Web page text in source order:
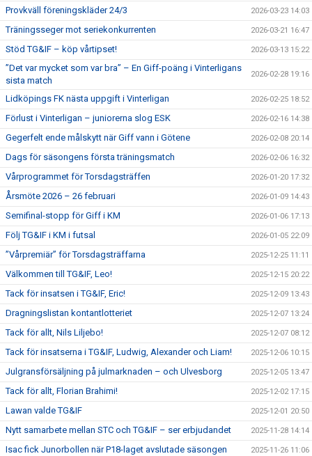
Provkväll föreningskläder 24/3 2026-03-23 14:03
Träningsseger mot seriekonkurrenten 2026-03-21 16:47
Stöd TG&IF – köp vårtipset! 2026-03-13 15:22
”Det var mycket som var bra” – En Giff-poäng i Vinterligans
sista match
2026-02-28 19:16
Lidköpings FK nästa uppgift i Vinterligan 2026-02-25 18:52
Förlust i Vinterligan – juniorerna slog ESK 2026-02-16 14:38
Gegerfelt ende målskytt när Giff vann i Götene 2026-02-08 20:14
Dags för säsongens första träningsmatch 2026-02-06 16:32
Vårprogrammet för Torsdagsträffen 2026-01-20 17:32
Årsmöte 2026 – 26 februari 2026-01-09 14:43
Semifinal-stopp för Giff i KM 2026-01-06 17:13
Följ TG&IF i KM i futsal 2026-01-05 22:09
”Vårpremiär” för Torsdagsträffarna 2025-12-25 11:11
Välkommen till TG&IF, Leo! 2025-12-15 20:22
Tack för insatsen i TG&IF, Eric! 2025-12-09 13:43
Dragningslistan kontantlotteriet 2025-12-07 13:24
Tack för allt, Nils Liljebo! 2025-12-07 08:12
Tack för insatserna i TG&IF, Ludwig, Alexander och Liam! 2025-12-06 10:15
Julgransförsäljning på julmarknaden – och Ulvesborg 2025-12-05 13:47
Tack för allt, Florian Brahimi! 2025-12-02 17:15
Lawan valde TG&IF 2025-12-01 20:50
Nytt samarbete mellan STC och TG&IF – ser erbjudandet 2025-11-28 14:14
Isac fick Junorbollen när P18-laget avslutade säsongen 2025-11-26 11:06